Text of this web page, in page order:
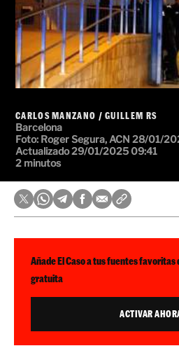
CARLOS MANZANO /GUILLEM RS
Barcelona
Foto: Roger Segura, ACN 28/01/
Actualizado 29/01/2025 09:41
2 minutos
Añade El Caso a tus fuentes favoritas
gratuita
ACTIVAR